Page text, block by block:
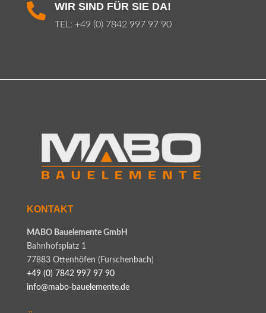
 WIR SIND FÜR SIE DA!
TEL: +49 (0) 7842 997 97 90
KONTAKT
MABO Bauelemente GmbH
Bahnhofsplatz 1
77883 Ottenhöfen (Furschenbach)
+49 (0) 7842 997 97 90
info@mabo-bauelemente.de